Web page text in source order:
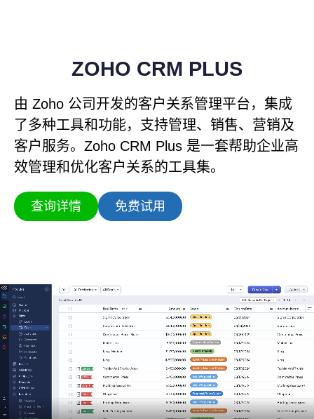
ZOHO CRM PLUS
由 Zoho 公司开发的客户关系管理平台，集成
了多种工具和功能，支持管理、销售、营销及
客户服务。Zoho CRM Plus 是一套帮助企业高
效管理和优化客户关系的工具集。
查询详情 免费试用